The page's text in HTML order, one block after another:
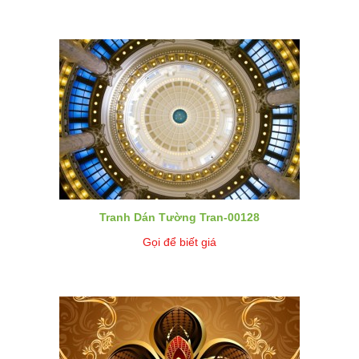
Tranh Dán Tường Tran-00128
Gọi để biết giá